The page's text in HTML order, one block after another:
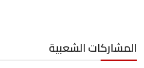
المشاركات الشعبية